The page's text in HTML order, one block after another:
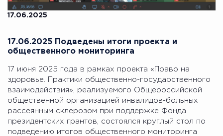
17.06.2025
17.06.2025 Подведены итоги проекта и
общественного мониторинга
17 июня 2025 года в рамках проекта «Право на
здоровье. Практики общественно-государственного
взаимодействия», реализуемого Общероссийской
общественной организацией инвалидов-больных
рассеянным склерозом при поддержке Фонда
президентских грантов, состоялся круглый стол по
подведению итогов общественного мониторинга